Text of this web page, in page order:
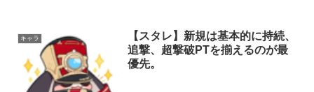
キャラ
【スタレ】新規は基本的に持続、
追撃、超撃破PTを揃えるのが最
優先。